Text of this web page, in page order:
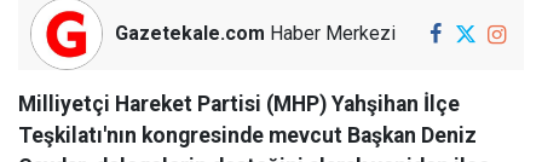
Gazetekale.com Haber Merkezi
Milliyetçi Hareket Partisi (MHP) Yahşihan İlçe
Teşkilatı'nın kongresinde mevcut Başkan Deniz